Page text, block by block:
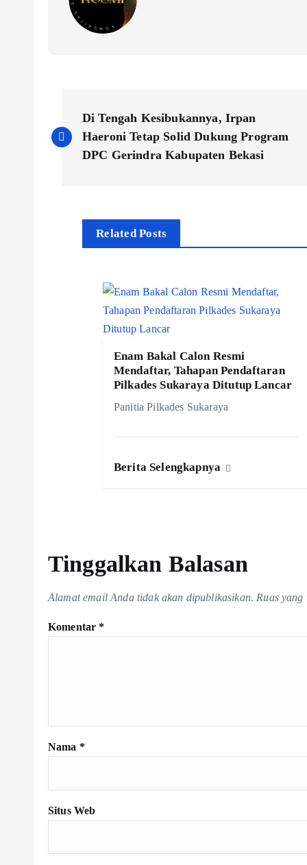
a
Di Tengah Kesibukannya, Irpan
Haeroni Tetap Solid Dukung Program
DPC Gerindra Kabupaten Bekasi
Related Posts
Enam Bakal Calon Resmi
Mendaftar, Tahapan Pendaftaran
Pilkades Sukaraya Ditutup Lancar
Panitia Pilkades Sukaraya
Berita Selengkapnya
Tinggalkan Balasan
Alamat email Anda tidak akan dipublikasikan. Ruas
Komentar *
Nama *
Situs Web